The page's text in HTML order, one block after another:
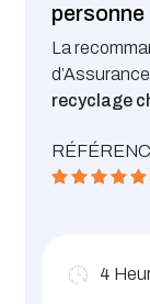
La
recyclage
4